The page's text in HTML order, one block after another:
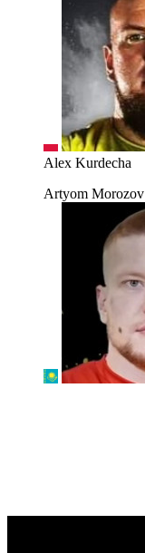
Alex Kurdecha
Artyom Morozov